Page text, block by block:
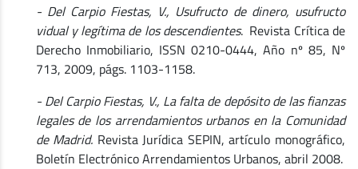
- Del Carpio Fiestas, V., Usufructo de dinero, usufructo
vidual y legítima de los descendientes. Revista Crítica de
Derecho Inmobiliario, ISSN 0210-0444, Año nº 85, Nº
713, 2009, págs. 1103-1158.
- Del Carpio Fiestas, V., La falta de depósito de las fianzas
legales de los arrendamientos urbanos en la Comunidad
de Madrid. Revista Jurídica SEPIN, artículo monográfico,
Boletín Electrónico Arrendamientos Urbanos, abril 2008.